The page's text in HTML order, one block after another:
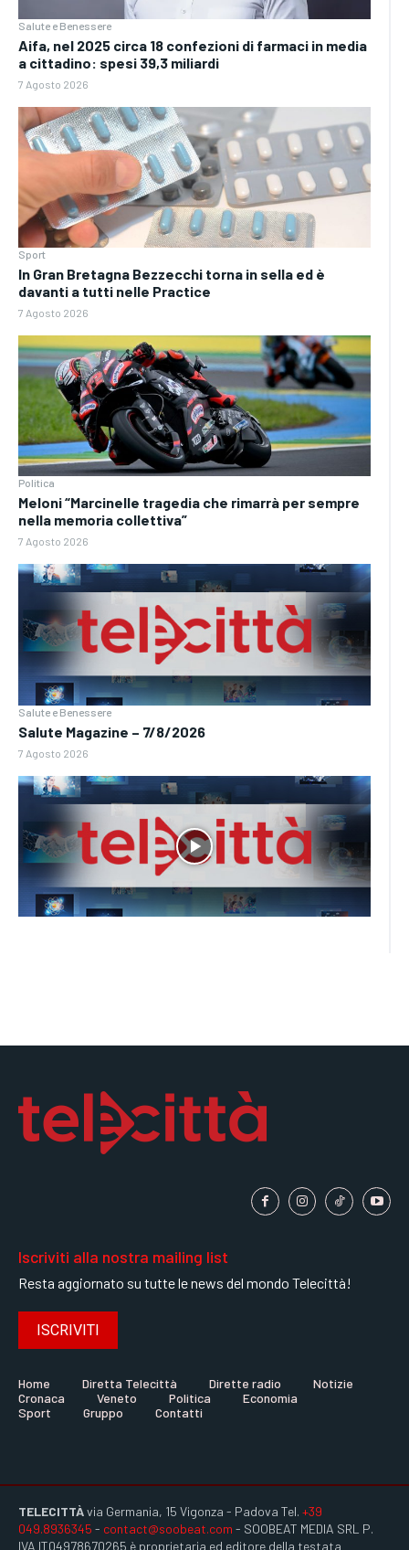
Salute e Benessere
Aifa, nel 2025 circa 18 confezioni di farmaci in media
a cittadino: spesi 39,3 miliardi
7 Agosto 2026
Sport
In Gran Bretagna Bezzecchi torna in sella ed è
davanti a tutti nelle Practice
7 Agosto 2026
Politica
Meloni “Marcinelle tragedia che rimarrà per sempre
nella memoria collettiva”
7 Agosto 2026
Salute e Benessere
Salute Magazine – 7/8/2026
7 Agosto 2026
Iscriviti alla nostra mailing list
Resta aggiornato su tutte le news del mondo Telecittà!
ISCRIVITI
Home Diretta Telecittà Dirette radio
Notizie
Cronaca
Veneto Politica
Economia
Sport
Gruppo Contatti
TELECITTÀvia Germania, 15 Vigonza - Padova Tel. +39
049.8936345 - contact@soobeat.com - SOOBEAT MEDIA SRL P.
IVA IT04978670265 è proprietaria ed editore della testata